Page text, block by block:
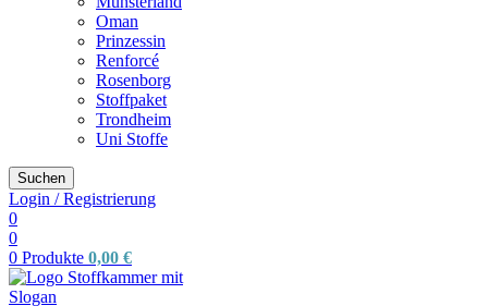
Oman
Prinzessin
Renforcé
Rosenborg
Stoffpaket
Trondheim
Uni Stoffe
Suchen
Login / Registrierung
0
0
0 Produkte 0,00 €